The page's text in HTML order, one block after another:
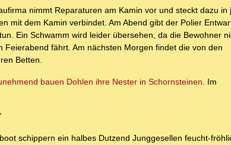
nimmt Reparaturen am Kamin vor und steckt dazu in
mit dem Kamin verbindet. Am Abend gibt der Polier
Ein Schwamm wird leider übersehen, da die Bewohner
fährt. Am nächsten Morgen findet die von den
Betten.
bauen Dohlen ihre Nester in Schornsteinen. Im
schippern ein halbes Dutzend Junggesellen feucht-